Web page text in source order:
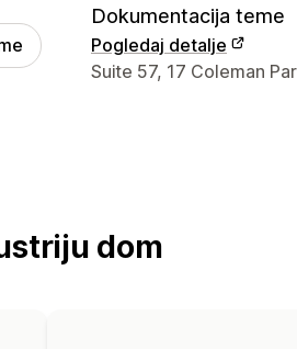
Dokumentacija teme
Pogledaj detalje
Podaci za kontakt
Suite 57, 17 Coleman
dom